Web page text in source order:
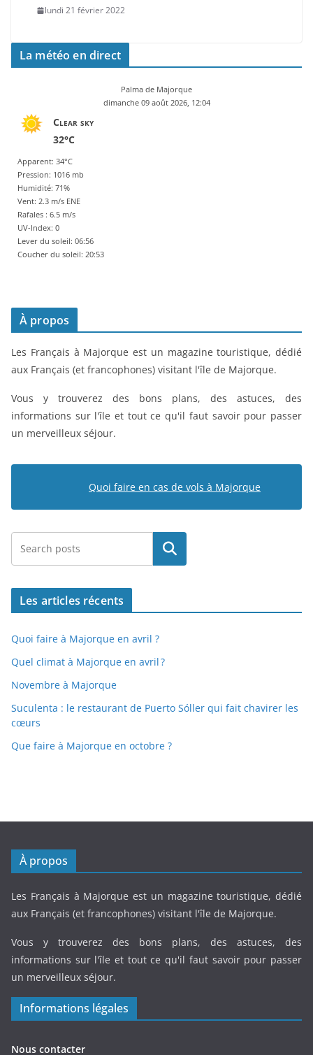
lundi 21 février 2022
La météo en direct
Palma de Majorque
dimanche 09 août 2026, 12:04
Clear sky
32°C
Apparent: 34°C
Pression: 1016 mb
Humidité: 71%
Vent: 2.3 m/s ENE
Rafales : 6.5 m/s
UV-Index: 0
Lever du soleil: 06:56
Coucher du soleil: 20:53
À propos
Les Français à Majorque est un magazine touristique, dédié
aux Français (et francophones) visitant l'île de Majorque.
Vous y trouverez des bons plans, des astuces, des
informations sur l'île et tout ce qu'il faut savoir pour passer
un merveilleux séjour.
Quoi faire en cas de vols à Majorque
Rechercher
Les articles récents
Quoi faire à Majorque en avril ?
Quel climat à Majorque en avril ?
Novembre à Majorque
Suculenta : le restaurant de Puerto Sóller qui fait chavirer les
cœurs
Que faire à Majorque en octobre ?
À propos
Les Français à Majorque est un magazine touristique, dédié
aux Français (et francophones) visitant l'île de Majorque.
Vous y trouverez des bons plans, des astuces, des
informations sur l'île et tout ce qu'il faut savoir pour passer
un merveilleux séjour.
Informations légales
Nous contacter